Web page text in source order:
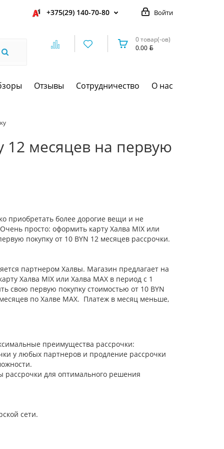
Войти
+375(29) 140-70-80
0 товар(-ов)
0.00
Отзывы Сотрудничество О нас
12 месяцев на первую
приобретать более дорогие вещи и не
просто: оформить карту Халва MIX или
покупку от 10 BYN 12 месяцев рассрочки.
партнером Халвы. Магазин предлагает на
Халва MIX или Халва MAX в период с 1
свою первую покупку стоимостью от 10 BYN
по Халве MAX. Платеж в месяц меньше,
преимущества рассрочки:
у любых партнеров и продление рассрочки
рассрочки для оптимального решения
сети.